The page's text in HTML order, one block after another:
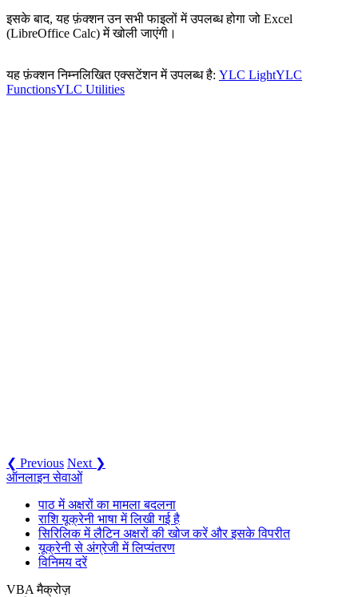
इसके बाद, यह फ़ंक्शन उन सभी फाइलों में उपलब्ध होगा जो Excel
(LibreOffice Calc) में खोली जाएंगी।
यह फ़ंक्शन निम्नलिखित एक्सटेंशन में उपलब्ध है: YLC LightYLC
FunctionsYLC Utilities
❮ Previous Next ❯
ऑनलाइन सेवाओं
पाठ में अक्षरों का मामला बदलना
राशि यूक्रेनी भाषा में लिखी गई है
सिरिलिक में लैटिन अक्षरों की खोज करें और इसके विपरीत
यूक्रेनी से अंग्रेजी में लिप्यंतरण
विनिमय दरें
VBA मैक्रोज़